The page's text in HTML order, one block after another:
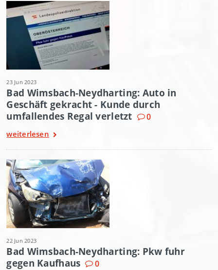
23 Jun 2023
Bad Wimsbach-Neydharting: Auto in
Geschäft gekracht - Kunde durch
umfallendes Regal verletzt
0
weiterlesen
22 Jun 2023
Bad Wimsbach-Neydharting: Pkw fuhr
gegen Kaufhaus
0